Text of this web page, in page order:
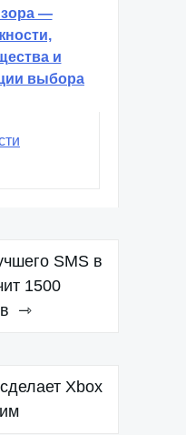
—
и
выбора
SMS в
1500
Xbox